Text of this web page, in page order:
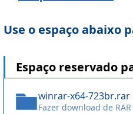
Use o espaço abaixo
Espaço reservado
winrar-x64-723br.rar
Fazer download de RAR